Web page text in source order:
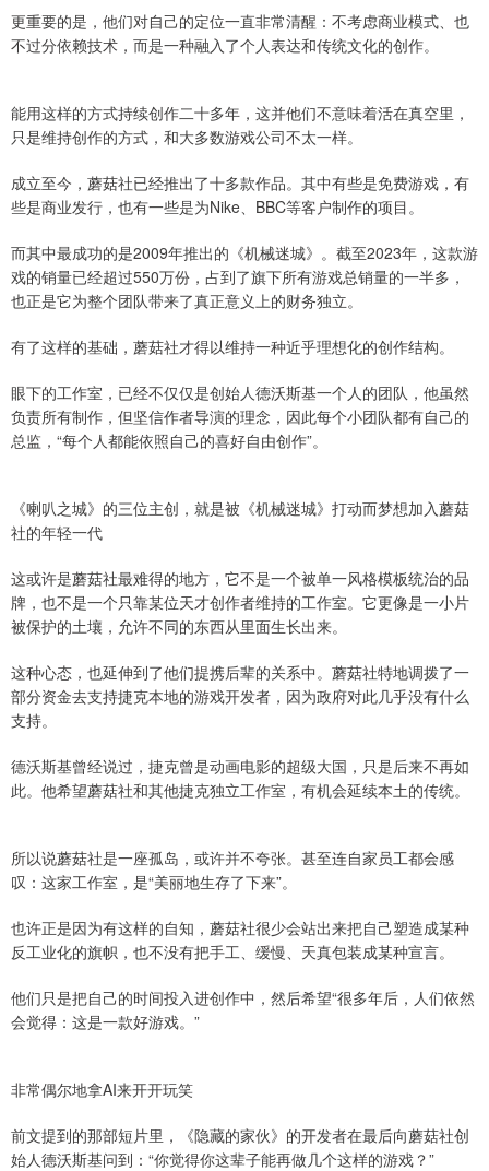
更重要的是，他们对自己的定位一直非常清醒：不考虑商业模式、也
不过分依赖技术，而是一种融入了个人表达和传统文化的创作。
能用这样的方式持续创作二十多年，这并他们不意味着活在真空里，
只是维持创作的方式，和大多数游戏公司不太一样。
成立至今，蘑菇社已经推出了十多款作品。其中有些是免费游戏，有
些是商业发行，也有一些是为Nike、BBC等客户制作的项目。
而其中最成功的是2009年推出的《机械迷城》。截至2023年，这款游
戏的销量已经超过550万份，占到了旗下所有游戏总销量的一半多，
也正是它为整个团队带来了真正意义上的财务独立。
有了这样的基础，蘑菇社才得以维持一种近乎理想化的创作结构。
眼下的工作室，已经不仅仅是创始人德沃斯基一个人的团队，他虽然
负责所有制作，但坚信作者导演的理念，因此每个小团队都有自己的
总监，“每个人都能依照自己的喜好自由创作”。
《喇叭之城》的三位主创，就是被《机械迷城》打动而梦想加入蘑菇
社的年轻一代
这或许是蘑菇社最难得的地方，它不是一个被单一风格模板统治的品
牌，也不是一个只靠某位天才创作者维持的工作室。它更像是一小片
被保护的土壤，允许不同的东西从里面生长出来。
这种心态，也延伸到了他们提携后辈的关系中。蘑菇社特地调拨了一
部分资金去支持捷克本地的游戏开发者，因为政府对此几乎没有什么
支持。
德沃斯基曾经说过，捷克曾是动画电影的超级大国，只是后来不再如
此。他希望蘑菇社和其他捷克独立工作室，有机会延续本土的传统。
所以说蘑菇社是一座孤岛，或许并不夸张。甚至连自家员工都会感
叹：这家工作室，是“美丽地生存了下来”。
也许正是因为有这样的自知，蘑菇社很少会站出来把自己塑造成某种
反工业化的旗帜，也不没有把手工、缓慢、天真包装成某种宣言。
他们只是把自己的时间投入进创作中，然后希望“很多年后，人们依然
会觉得：这是一款好游戏。”
非常偶尔地拿AI来开开玩笑
前文提到的那部短片里，《隐藏的家伙》的开发者在最后向蘑菇社创
始人德沃斯基问到：“你觉得你这辈子能再做几个这样的游戏？”